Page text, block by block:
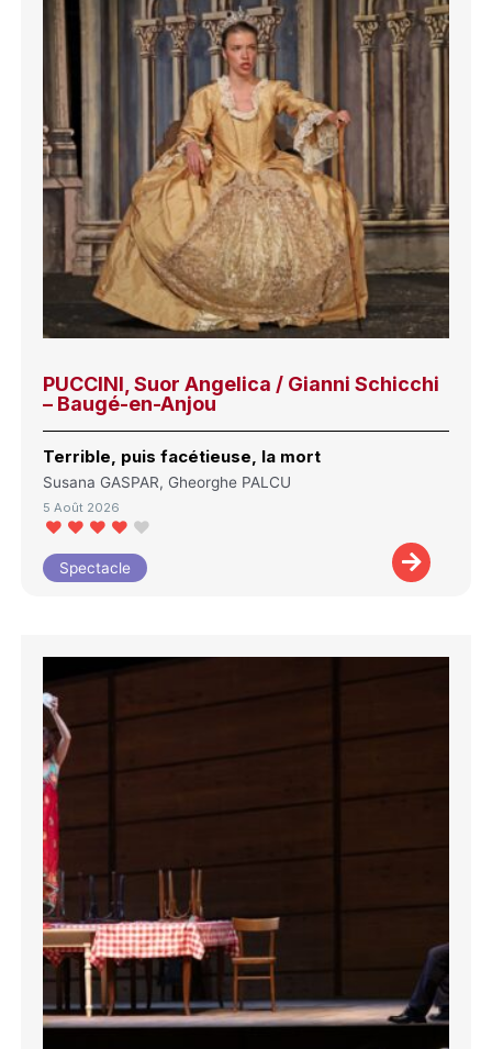
PUCCINI, Suor Angelica / Gianni Schicchi
– Baugé-en-Anjou
Terrible, puis facétieuse, la mort
Susana GASPAR, Gheorghe PALCU
5 Août 2026
Spectacle